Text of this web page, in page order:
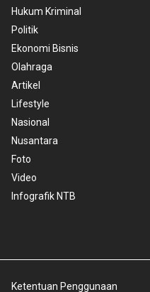
Hukum Kriminal
Politik
Ekonomi Bisnis
Olahraga
Artikel
Lifestyle
Nasional
Nusantara
Foto
Video
Infografik NTB
Ketentuan Penggunaan